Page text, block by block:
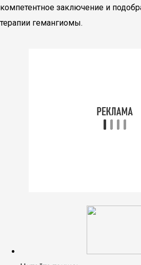
компетентное заключение и
терапии гемангиомы.